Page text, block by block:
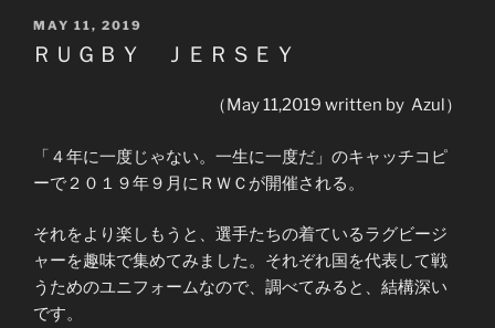
POSTED
ON
MAY 11, 2019
ＲＵＧＢＹ ＪＥＲＳＥＹ
（May 11,2019 written by Azul）
「４年に一度じゃない。一生に一度だ」のキャッチコピ
ーで２０１９年９月にＲＷＣが開催される。
それをより楽しもうと、選手たちの着ているラグビージ
ャーを趣味で集めてみました。それぞれ国を代表して戦
うためのユニフォームなので、調べてみると、結構深い
です。